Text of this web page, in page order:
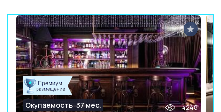
Окупаемость: 37 мес. 4248